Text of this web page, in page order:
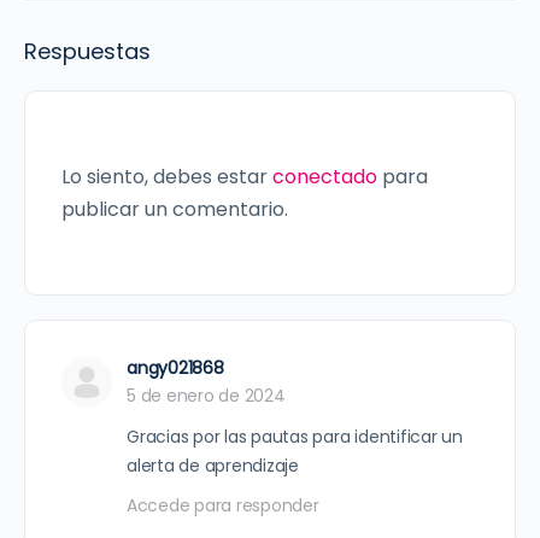
Respuestas
Lo siento, debes estarconectado para
publicar un comentario.
angy021868
5 de enero de 2024
Gracias por las pautas para identificar un
alerta de aprendizaje
Accede para responder